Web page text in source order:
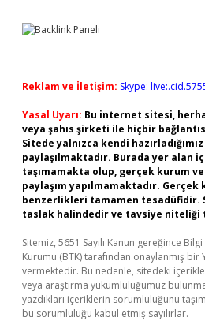
Reklam ve İletişim: Skype:
Yasal Uyarı: Bu internet sitesi,
veya şahıs şirketi ile hiçbir
Sitede yalnızca kendi
paylaşılmaktadır. Burada yer alan
taşımamakta olup, gerçek kurum
paylaşım yapılmamaktadır.
benzerlikleri tamamen tesadüfidir.
taslak halindedir ve tavsiye niteliği
Sitemiz, 5651 Sayılı Kanun gereğince
Kurumu (BTK) tarafından onaylanmış bir
vermektedir. Bu nedenle, sitedeki
veya araştırma yükümlülüğümüz
yazdıkları içeriklerin sorumluluğunu
bu sorumluluğu kabul etmiş sayılırlar.